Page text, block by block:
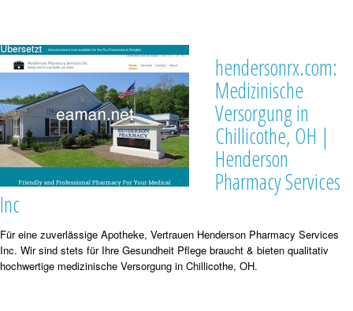
hendersonrx.com:
Medizinische
Versorgung in
Chillicothe, OH |
Henderson
Pharmacy Services
Inc
Für eine zuverlässige Apotheke, Vertrauen Henderson Pharmacy Services
Inc. Wir sind stets für Ihre Gesundheit Pflege braucht & bieten qualitativ
hochwertige medizinische Versorgung in Chillicothe, OH.